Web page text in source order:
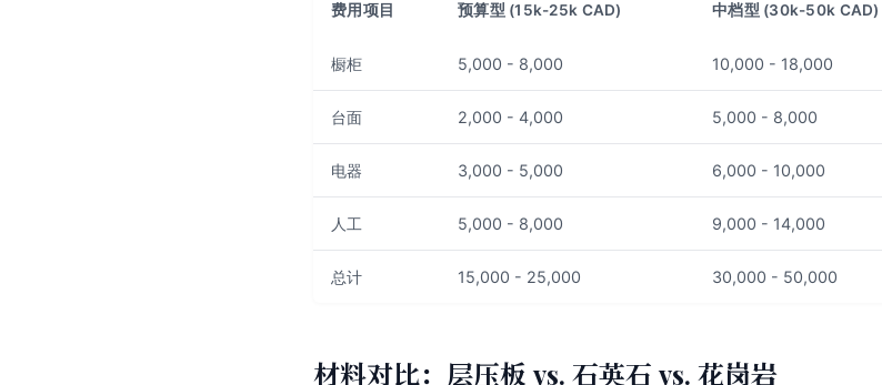
费用项目 预算型 (15k-25k CAD) 中档型 (30k-50k CAD)
橱柜 5,000 - 8,000 10,000 - 18,000
台面 2,000 - 4,000 5,000 - 8,000
电器 3,000 - 5,000 6,000 - 10,000
人工 5,000 - 8,000 9,000 - 14,000
总计 15,000 - 25,000 30,000 - 50,000
材料对比：层压板 vs. 石英石 vs. 花岗岩